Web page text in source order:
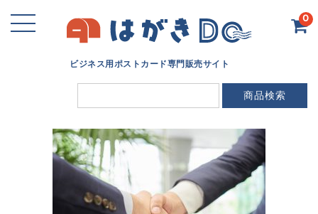
ビジネス用ポストカード専門販売サイト
0